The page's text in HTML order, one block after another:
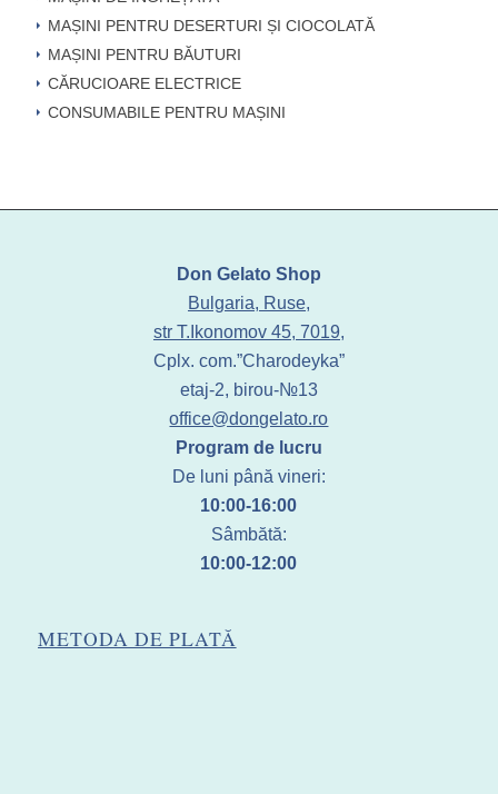
MAȘINI PENTRU DESERTURI ȘI CIOCOLATĂ
MAȘINI PENTRU BĂUTURI
CĂRUCIOARE ELECTRICE
CONSUMABILE PENTRU MAȘINI
Don Gelato Shop
Bulgaria, Ruse,
str T.Ikonomov 45, 7019,
Cplx. com.”Charodeyka”
etaj-2, birou-№13
office@dongelato.ro
Program de lucru
De luni până vineri:
10:00-16:00
Sâmbătă:
10:00-12:00
METODA DE PLATĂ